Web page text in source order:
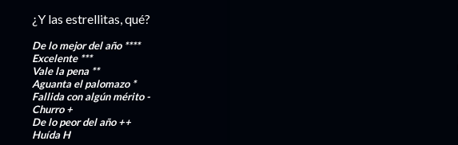
¿Y las estrellitas, qué?
De lo mejor del año ****
Excelente***
Vale la pena **
Aguanta el palomazo *
Fallida con algún mérito-
Churro+
De lo peor del año++
HuídaH